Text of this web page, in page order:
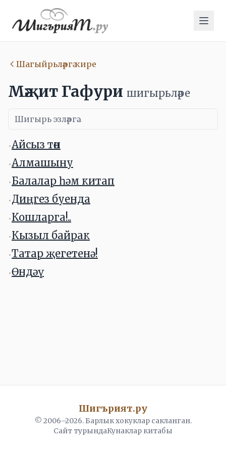
Шагыйрьләргә кире
Мәҗит Гафури шигырьләре
•Айсыз төн
•Алмашыну
•Балалар һәм китап
•Диңгез буенда
•Кошларга!..
•Кызыл байрак
•Татар җегетенә!
•Өндәү
Шигърият.ру
© 2006–2026. Барлык хокуклар сакланган.
Сайт турындаКунаклар китабы